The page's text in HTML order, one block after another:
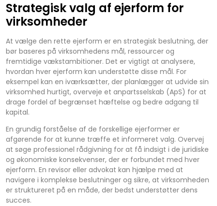
Strategisk valg af ejerform for
virksomheder
At vælge den rette ejerform er en strategisk beslutning, der
bør baseres på virksomhedens mål, ressourcer og
fremtidige vækstambitioner. Det er vigtigt at analysere,
hvordan hver ejerform kan understøtte disse mål. For
eksempel kan en iværksætter, der planlægger at udvide sin
virksomhed hurtigt, overveje et anpartsselskab (ApS) for at
drage fordel af begrænset hæftelse og bedre adgang til
kapital.
En grundig forståelse af de forskellige ejerformer er
afgørende for at kunne træffe et informeret valg. Overvej
at søge professionel rådgivning for at få indsigt i de juridiske
og økonomiske konsekvenser, der er forbundet med hver
ejerform. En revisor eller advokat kan hjælpe med at
navigere i komplekse beslutninger og sikre, at virksomheden
er struktureret på en måde, der bedst understøtter dens
succes.